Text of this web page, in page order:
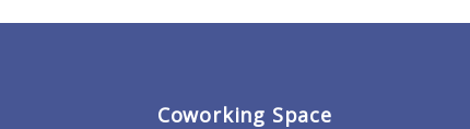
Coworking Space